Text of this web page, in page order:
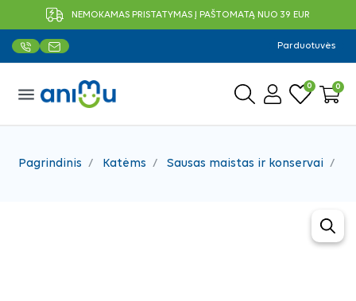
NEMOKAMAS PRISTATYMAS Į PAŠTOMATĄ NUO 39 EUR
Parduotuvės
menu 0 0
Pagrindinis Katėms Sausas maistas ir konservai